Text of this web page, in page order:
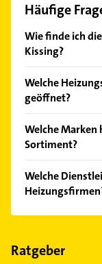
Häufige
Wie finde ich
Kissing?
Empfehlungen.
Welche
geöffnet?
Bitte beachten
Feiertagen
Welche Marken
Sortiment?
und Vaillant.
Welche
Folgende
Ratgeber